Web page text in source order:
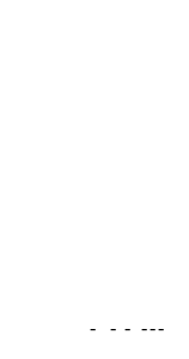
- - - ---